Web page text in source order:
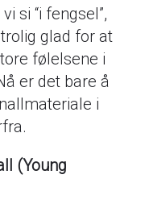
si “i fengsel”,
glad for at
følelsene i
er det bare å
i
(Young